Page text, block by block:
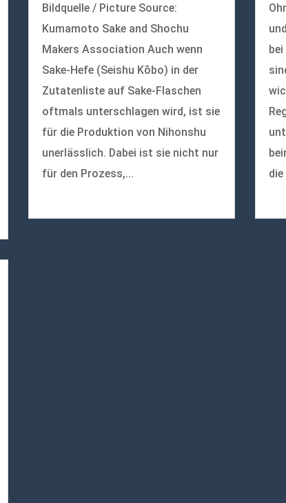
Bildquelle / Picture Source:
Kumamoto Sake and Shochu
Makers Association Auch wenn
Sake-Hefe (Seishu Kōbo) in der
Zutatenliste auf Sake-Flaschen
oftmals unterschlagen wird, ist sie
für die Produktion von Nihonshu
unerlässlich. Dabei ist sie nicht nur
für den Prozess,...